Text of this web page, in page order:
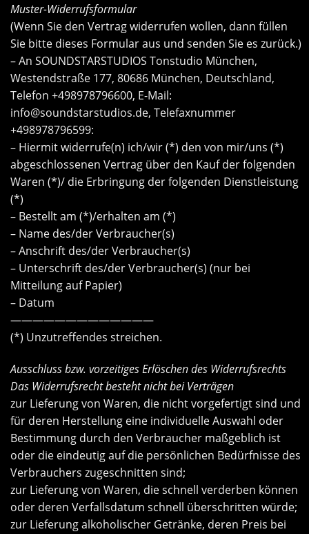
Muster-Widerrufsformular
(Wenn Sie den Vertrag widerrufen wollen, dann füllen
Sie bitte dieses Formular aus und senden Sie es zurück.)
– An SOUNDSTARSTUDIOS Tonstudio München,
Westendstraße 177, 80686 München, Deutschland,
Telefon +498978796600, E-Mail:
info@soundstarstudios.de, Telefaxnummer
+498978796599:
– Hiermit widerrufe(n) ich/wir (*) den von mir/uns (*)
abgeschlossenen Vertrag über den Kauf der folgenden
Waren (*)/ die Erbringung der folgenden Dienstleistung
(*)
– Bestellt am (*)/erhalten am (*)
– Name des/der Verbraucher(s)
– Anschrift des/der Verbraucher(s)
– Unterschrift des/der Verbraucher(s) (nur bei
Mitteilung auf Papier)
– Datum
—————————————
(*) Unzutreffendes streichen.
Ausschluss bzw. vorzeitiges Erlöschen des Widerrufsrechts
Das Widerrufsrecht besteht nicht bei Verträgen
zur Lieferung von Waren, die nicht vorgefertigt sind und
für deren Herstellung eine individuelle Auswahl oder
Bestimmung durch den Verbraucher maßgeblich ist
oder die eindeutig auf die persönlichen Bedürfnisse des
Verbrauchers zugeschnitten sind;
zur Lieferung von Waren, die schnell verderben können
oder deren Verfallsdatum schnell überschritten würde;
zur Lieferung alkoholischer Getränke, deren Preis bei